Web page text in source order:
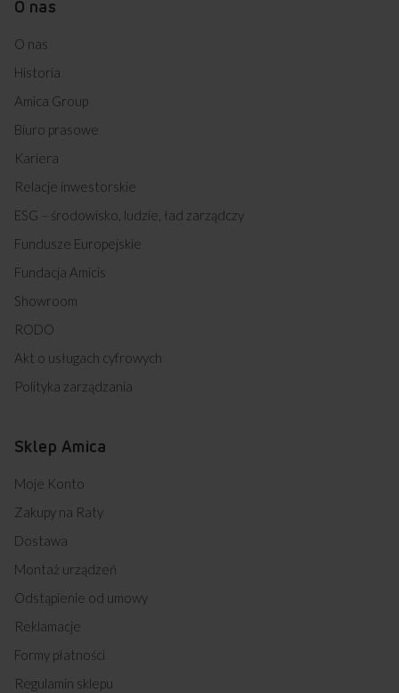
Abyś mógł w pełni kontrolować podgrzewaną potrawę
halogeny, które rozświetlają wnętrze urządzenia. Dzięki
szybkę, bez konieczności otwierania drzwi Komfortowo
i użytecznie!
Przedstawione grafiki urządzenia są wizualizacją i mogą różnić
się od oryginału.
Grill
i przyrumienione danie.
potrawy.
Sprawdź wymiary kuchenki mikrofalowej
O nas
O nas
Historia
Amica Group
Biuro prasowe
Kariera
Relacje inwestorskie
ESG – środowisko, ludzie, ład zarządczy
Fundusze Europejskie
Fundacja Amicis
Showroom
RODO
Akt o usługach cyfrowych
Polityka zarządzania
Sklep Amica
Moje Konto
Zakupy na Raty
Dostawa
Montaż urządzeń
Odstąpienie od umowy
Reklamacje
Formy płatności
Regulamin sklepu